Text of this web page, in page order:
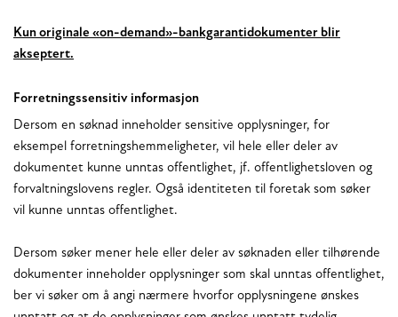
Kun originale «on-demand»-bankgarantidokumenter blir
akseptert.
Forretningssensitiv informasjon
Dersom en søknad inneholder sensitive opplysninger, for
eksempel forretningshemmeligheter, vil hele eller deler av
dokumentet kunne unntas offentlighet, jf. offentlighetsloven og
forvaltningslovens regler. Også identiteten til foretak som søker
vil kunne unntas offentlighet.
Dersom søker mener hele eller deler av søknaden eller tilhørende
dokumenter inneholder opplysninger som skal unntas offentlighet,
ber vi søker om å angi nærmere hvorfor opplysningene ønskes